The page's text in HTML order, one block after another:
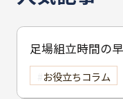
足場組立時間の
で組立時間を解説
お役立ちコラム